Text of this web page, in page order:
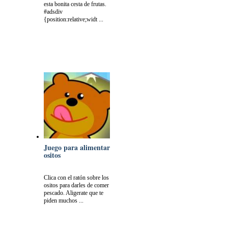
esta bonita cesta de frutas.
#adsdiv
{position:relative;widt ...
Juego para alimentar
ositos
Clica con el ratón sobre los
ositos para darles de comer
pescado. Aligerate que te
piden muchos ...